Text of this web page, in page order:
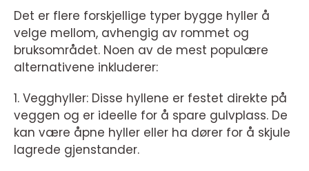
Det er flere forskjellige typer bygge hyller å
velge mellom, avhengig av rommet og
bruksområdet. Noen av de mest populære
alternativene inkluderer:
1. Vegghyller: Disse hyllene er festet direkte på
veggen og er ideelle for å spare gulvplass. De
kan være åpne hyller eller ha dører for å skjule
lagrede gjenstander.